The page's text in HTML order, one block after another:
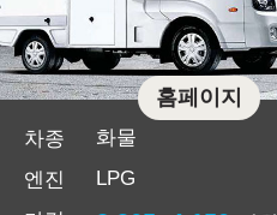
차종
화물
엔진
LPG
홈페이지